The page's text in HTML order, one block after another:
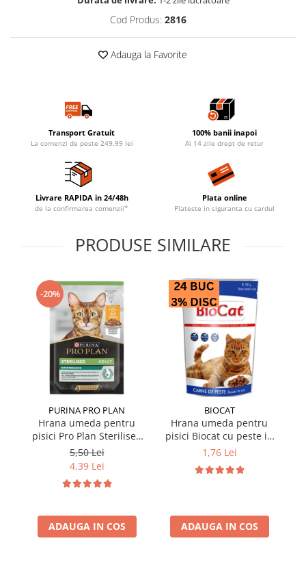
Cod Produs: 2816
Adauga la Favorite
Transport Gratuit
La comenzi de peste 249.99 lei
100% banii inapoi
Ai 14 zile drept de retur
Livrare RAPIDA in 24/48h
de la confirmarea comenzii*
Plata online
Plateste in siguranta cu cardul
PRODUSE SIMILARE
-20%
PURINA PRO PLAN
Hrana umeda pentru
pisici Pro Plan Sterilised
Nutrisavour cu pui in sos
85 gr
5,50 Lei
4,39 Lei
ADAUGA IN COS
BIOCAT
Hrana umeda pentru
pisici Biocat cu peste in
sos 100 gr
1,76 Lei
ADAUGA IN COS